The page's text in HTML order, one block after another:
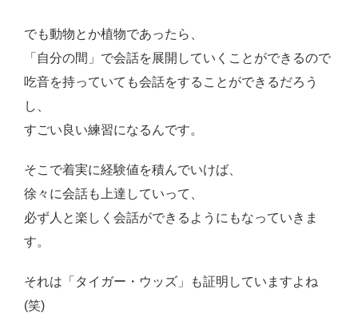
でも動物とか植物であったら、
「自分の間」で会話を展開していくことができるので
吃音を持っていても会話をすることができるだろう
し、
すごい良い練習になるんです。
そこで着実に経験値を積んでいけば、
徐々に会話も上達していって、
必ず人と楽しく会話ができるようにもなっていきま
す。
それは「タイガー・ウッズ」も証明していますよね
(笑)